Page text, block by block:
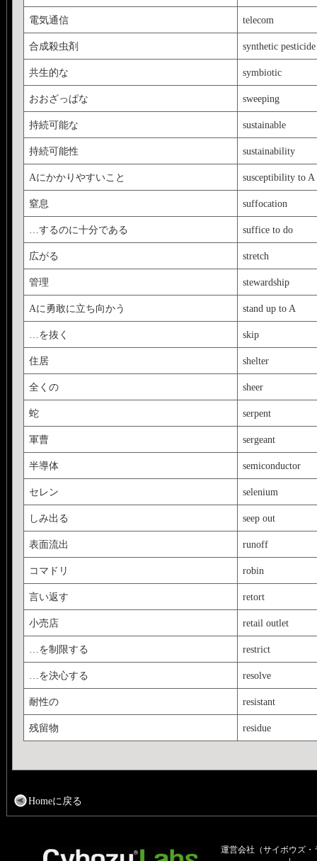
電気通信 telecom
合成殺虫剤 synthetic pesticide
共生的な symbiotic
おおざっぱな sweeping
持続可能な sustainable
持続可能性 sustainability
Aにかかりやすいこと susceptibility to A
窒息 suffocation
…するのに十分である suffice to do
広がる stretch
管理 stewardship
Aに勇敢に立ち向かう stand up to A
…を抜く skip
住居 shelter
全くの sheer
蛇 serpent
軍曹 sergeant
半導体 semiconductor
セレン selenium
しみ出る seep out
表面流出 runoff
コマドリ robin
言い返す retort
小売店 retail outlet
…を制限する restrict
…を決心する resolve
耐性の resistant
残留物 residue
Homeに戻る
運営会社（サイボウズ・